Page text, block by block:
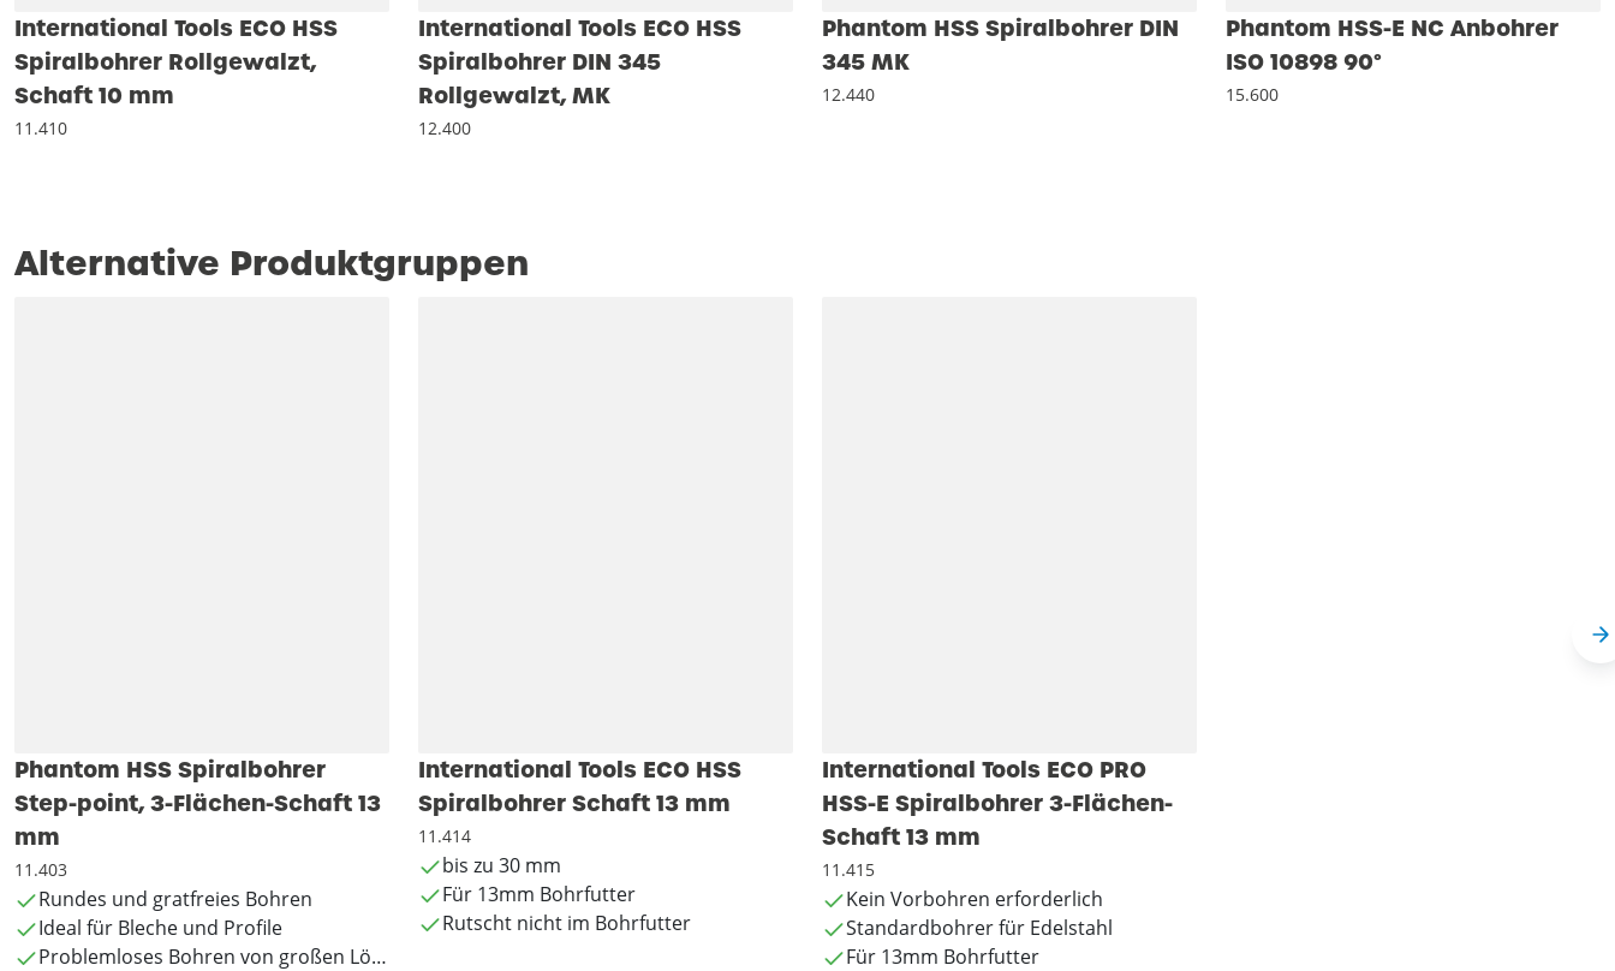
International Tools ECO HSS
Spiralbohrer Rollgewalzt,
Schaft 10 mm
11.410
International Tools ECO HSS
Spiralbohrer DIN 345
Rollgewalzt, MK
12.400
Phantom HSS Spiralbohrer DIN
345 MK
12.440
Phantom HSS-E NC Anbohrer
ISO 10898 90°
15.600
Alternative Produktgruppen
Phantom HSS Spiralbohrer
Step-point, 3-Flächen-Schaft 13
mm
11.403
Rundes und gratfreies Bohren
Ideal für Bleche und Profile
Problemloses Bohren von großen Löchern
International Tools ECO HSS
Spiralbohrer Schaft 13 mm
11.414
bis zu 30 mm
Für 13mm Bohrfutter
Rutscht nicht im Bohrfutter
International Tools ECO PRO
HSS-E Spiralbohrer 3-Flächen-
Schaft 13 mm
11.415
Kein Vorbohren erforderlich
Standardbohrer für Edelstahl
Für 13mm Bohrfutter